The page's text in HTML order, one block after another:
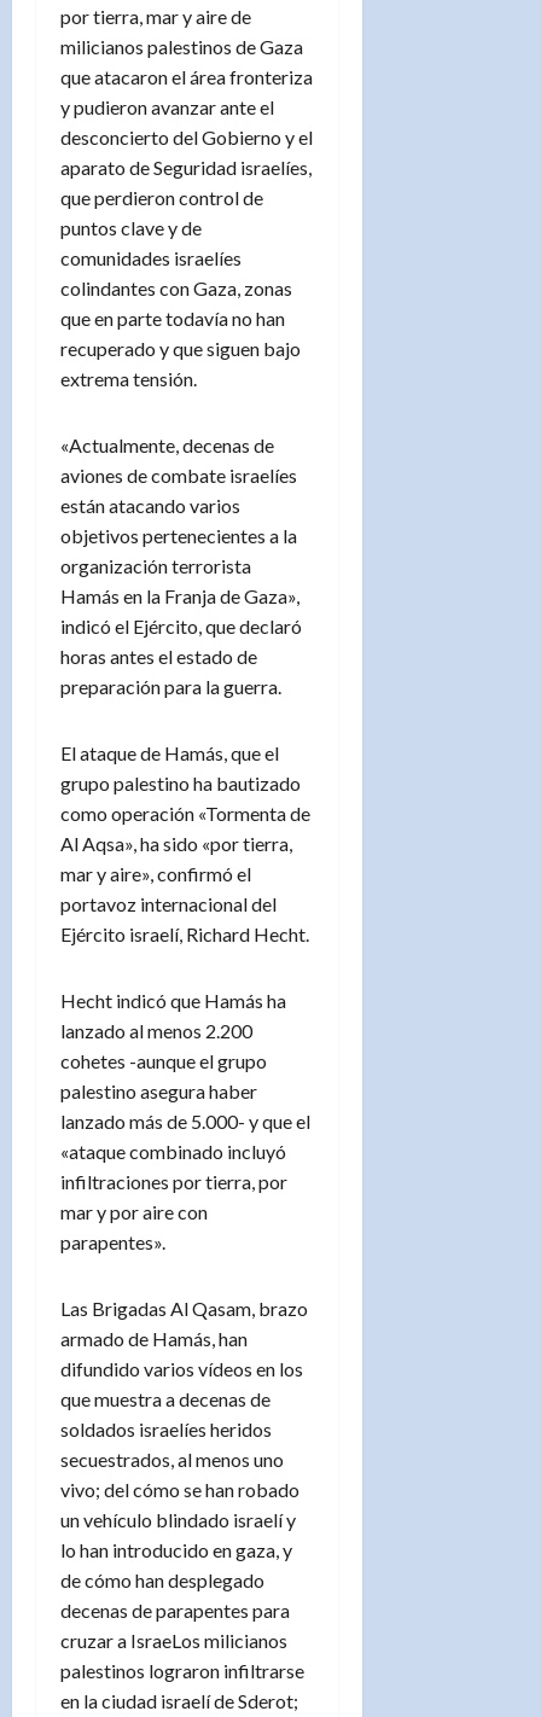
por tierra, mar y aire de
milicianos palestinos de Gaza
que atacaron el área fronteriza
y pudieron avanzar ante el
desconcierto del Gobierno y el
aparato de Seguridad israelíes,
que perdieron control de
puntos clave y de
comunidades israelíes
colindantes con Gaza, zonas
que en parte todavía no han
recuperado y que siguen bajo
extrema tensión.
«Actualmente, decenas de
aviones de combate israelíes
están atacando varios
objetivos pertenecientes a la
organización terrorista
Hamás en la Franja de Gaza»,
indicó el Ejército, que declaró
horas antes el estado de
preparación para la guerra.
El ataque de Hamás, que el
grupo palestino ha bautizado
como operación «Tormenta de
Al Aqsa», ha sido «por tierra,
mar y aire», confirmó el
portavoz internacional del
Ejército israelí, Richard Hecht.
Hecht indicó que Hamás ha
lanzado al menos 2.200
cohetes -aunque el grupo
palestino asegura haber
lanzado más de 5.000- y que el
«ataque combinado incluyó
infiltraciones por tierra, por
mar y por aire con
parapentes».
Las Brigadas Al Qasam, brazo
armado de Hamás, han
difundido varios vídeos en los
que muestra a decenas de
soldados israelíes heridos
secuestrados, al menos uno
vivo; del cómo se han robado
un vehículo blindado israelí y
lo han introducido en gaza, y
de cómo han desplegado
decenas de parapentes para
cruzar a IsraeLos milicianos
palestinos lograron infiltrarse
en la ciudad israelí de Sderot;